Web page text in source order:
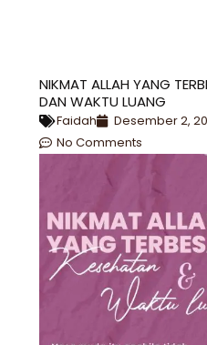
NIKMAT ALLAH YANG
DAN WAKTU LUANG
Faidah Desember 2,
No Comments